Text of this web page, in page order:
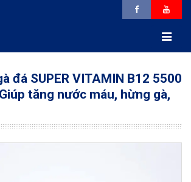
đá SUPER VITAMIN B12 5500
tăng nước máu, hừng gà,